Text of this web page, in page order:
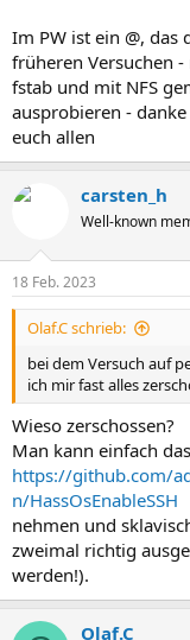
Im PW ist ein @, das
früheren Versuchen
fstab und mit NFS
ausprobieren -
euch allen
carsten_h
Well-known
18 Feb. 2023
Olaf.C schrieb:
bei dem Versuch auf
ich mir fast alles
Wieso zerschossen?
Man kann einfach
https://github.com/
n/HassOsEnableSSH
nehmen und
zweimal richtig
werden!).
Olaf.C